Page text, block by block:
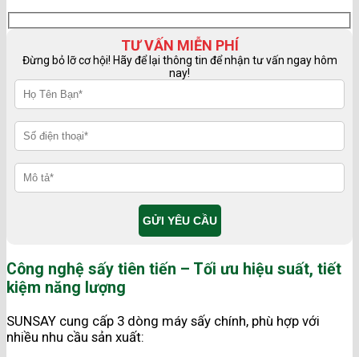
TƯ VẤN MIỄN PHÍ
Đừng bỏ lỡ cơ hội! Hãy để lại thông tin để nhận tư vấn ngay hôm
nay!
Công nghệ sấy tiên tiến – Tối ưu hiệu suất, tiết
kiệm năng lượng
SUNSAY cung cấp 3 dòng máy sấy chính, phù hợp với
nhiều nhu cầu sản xuất: